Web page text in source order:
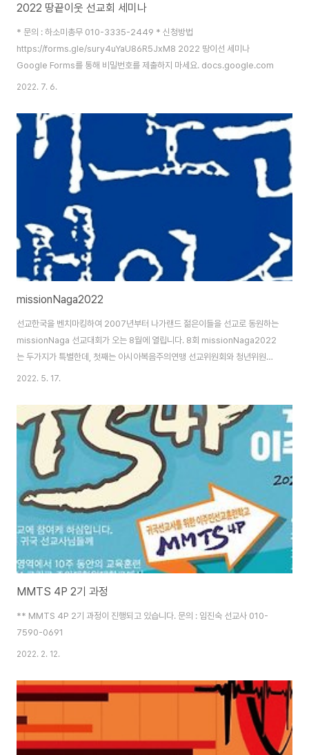
2022 땅끝이웃 선교회 세미나
* 문의 : 하소미총무 010-3335-2449 * 신청방법
https://forms.gle/sury4uYaU86R5JxM8 2022 땅이선 세미나
Google Forms를 통해 비밀번호를 제출하지 마세요. docs.google.com
2022. 7. 6.
missionNaga2022
선교한국을 벤치마킹하여 2007년부터 나가랜드 젊은이들을 선교로 동원하는
missionNaga 선교대회가 오는 8월에 열립니다. 8회 missionNaga2022
는 두가지가 특별한데, 첫째는 아시아복음주의연맹 선교위원회와 청년위원회
에서 코호스트로 참여하여 나가랜드를넘어 아시아 16개나라 젊은이들이 참여
로 함께 Hybrid 프로그램으로 진행합니다. 주님께서 하실 일을 기대합니다!
2022. 5. 17.
MMTS 4P 2기 과정
** MMTS 4P 2기 과정이 진행되고 있습니다. 문의 : 임진숙 선교사 010-
7590-0691
2022. 2. 12.